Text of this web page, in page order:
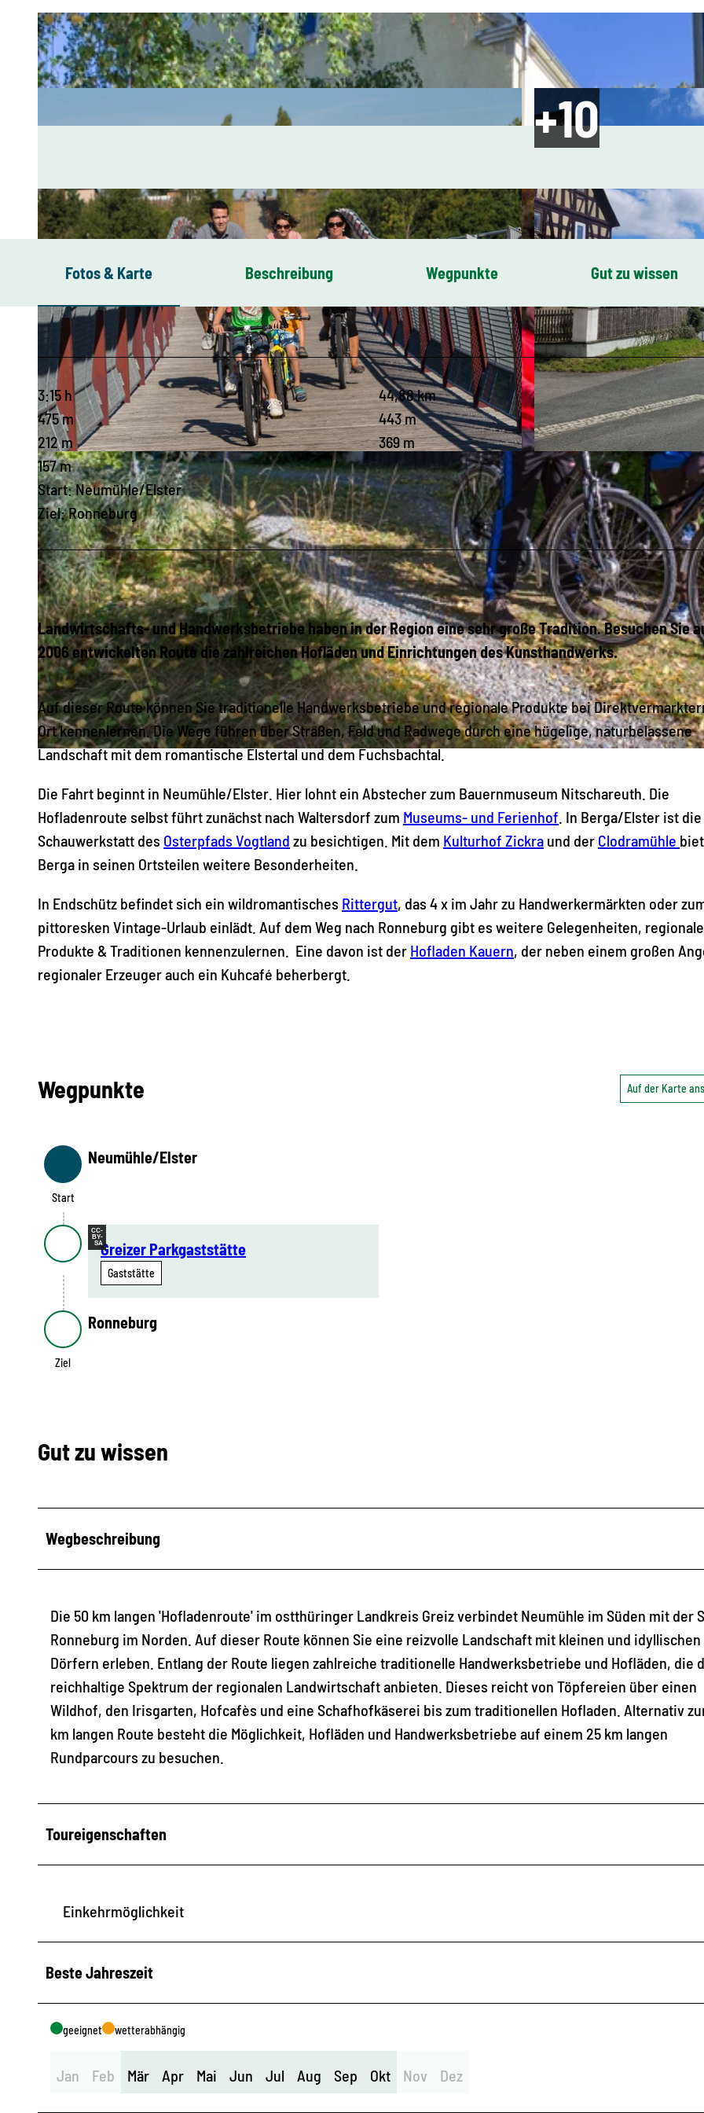
© Archiv TVV / Christoph Beer |CC-BY-SA
© Archiv TVV / Christoph Beer |CC-BY-SA © Archiv TVV, J. Bärthel | CC-BY-SA
Fotos & Karte Beschreibung Wegpunkte Gut zu wissen
3:15 h
44,88 km
475 m
443 m
212 m
369 m
157 m
Start: Neumühle/Elster
Ziel: Ronneburg
Landwirtschafts- und Handwerksbetriebe haben in der Region eine sehr große Tradition. Besuchen Sie
2006 entwickelten Route die zahlreichen Hofläden und Einrichtungen des Kunsthandwerks.
Auf dieser Route können Sie traditionelle Handwerksbetriebe und regionale Produkte bei
Ort kennenlernen. Die Wege führen über Straßen, Feld und Radwege durch eine hügelige, naturbelassene
Landschaft mit dem romantische Elstertal und dem Fuchsbachtal.
Die Fahrt beginnt in Neumühle/Elster. Hier lohnt ein Abstecher zum Bauernmuseum Nitschareuth. Die
Hofladenroute selbst führt zunächst nach Waltersdorf zum Museums- und Ferienhof . In Berga/Elster ist die
Schauwerkstatt des Osterpfads Vogtland zu besichtigen. Mit dem Kulturhof Zickra und der Clodramühle
Berga in seinen Ortsteilen weitere Besonderheiten.
In Endschütz befindet sich ein wildromantisches Rittergut, das 4 x im Jahr zu Handwerkermärkten oder
pittoresken Vintage-Urlaub einlädt. Auf dem Weg nach Ronneburg gibt es weitere Gelegenheiten, regionale
Produkte & Traditionen kennenzulernen. Eine davon ist der Hofladen Kauern, der neben einem großen
regionaler Erzeuger auch ein Kuhcafé beherbergt.
Wegpunkte Auf der Karte
Start
Start
Neumühle/Elster
CC-
BY-
SAGreizer Parkgaststätte
Gaststätte
Ziel
Ziel
Ronneburg
Gut zu wissen
Wegbeschreibung
Die 50 km langen 'Hofladenroute' im ostthüringer Landkreis Greiz verbindet Neumühle im Süden mit der
Ronneburg im Norden. Auf dieser Route können Sie eine reizvolle Landschaft mit kleinen und idyllischen
Dörfern erleben. Entlang der Route liegen zahlreiche traditionelle Handwerksbetriebe und Hofläden, die
reichhaltige Spektrum der regionalen Landwirtschaft anbieten. Dieses reicht von Töpfereien über einen
Wildhof, den Irisgarten, Hofcafès und eine Schafhofkäserei bis zum traditionellen Hofladen. Alternativ
km langen Route besteht die Möglichkeit, Hofläden und Handwerksbetriebe auf einem 25 km langen
Rundparcours zu besuchen.
Toureigenschaften
Einkehrmöglichkeit
Beste Jahreszeit
geeignet wetterabhängig
Jan Feb Mär Apr Mai Jun Jul Aug Sep Okt Nov Dez